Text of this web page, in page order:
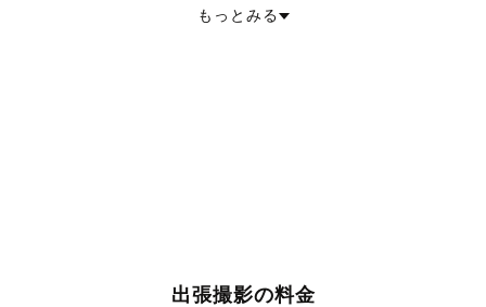
阿蘇郡南阿蘇村上益城郡御船町
もっとみる
出張撮影の料金